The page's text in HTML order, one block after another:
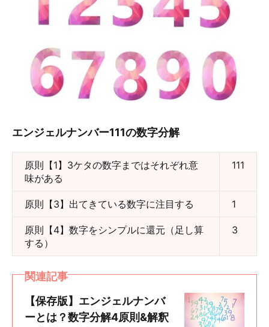
エンジェルナンバー111の数字分解
原則【1】3ケタの数字まではそれぞれ意
味がある
111
原則【3】出てきている数字に注目する 1
原則【4】数字をシンプルに還元（足し算
する）
3
関連記事
【保存版】エンジェルナンバ
ーとは？数字分解4原則&解釈